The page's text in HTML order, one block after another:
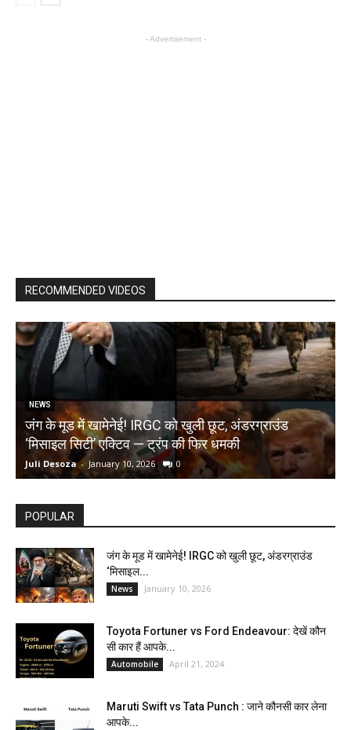
- Advertisement -
RECOMMENDED VIDEOS
NEWS
जंग के मूड में खामेनेई! IRGC को खुली छूट, अंडरग्राउंड
‘मिसाइल सिटी’ एक्टिव — ट्रंप की फिर धमकी
Juli Desoza - January 10, 2026 0
POPULAR
जंग के मूड में खामेनेई! IRGC को खुली छूट, अंडरग्राउंड
‘मिसाइल...
News January 10, 2026
Toyota Fortuner vs Ford Endeavour: देखें कौन
सी कार हैं आपके...
Automobile April 21, 2024
Maruti Swift vs Tata Punch : जाने कौनसी कार लेना
आपके...